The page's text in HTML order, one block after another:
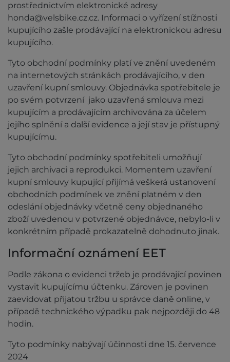
prostřednictvím elektronické adresy
honda@velsbike.cz.cz. Informaci o vyřízení stížnosti
kupujícího zašle prodávající na elektronickou adresu
kupujícího.
Tyto obchodní podmínky platí ve znění uvedeném
na internetových stránkách prodávajícího, v den
uzavření kupní smlouvy. Objednávka spotřebitele je
po svém potvrzení jako uzavřená smlouva mezi
kupujícím a prodávajícím archivována za účelem
jejího splnění a další evidence a její stav je přístupný
kupujícímu.
Tyto obchodní podmínky spotřebiteli umožňují
jejich archivaci a reprodukci. Momentem uzavření
kupní smlouvy kupující přijímá veškerá ustanovení
obchodních podmínek ve znění platném v den
odeslání objednávky včetně ceny objednaného
zboží uvedenou v potvrzené objednávce, nebylo-li v
konkrétním případě prokazatelně dohodnuto jinak.
Informační oznámení EET
Podle zákona o evidenci tržeb je prodávající povinen
vystavit kupujícímu účtenku. Zároven je povinen
zaevidovat přijatou tržbu u správce daně online, v
případě technického výpadku pak nejpozději do 48
hodin.
Tyto podmínky nabývají účinnosti dne 15. července
2024